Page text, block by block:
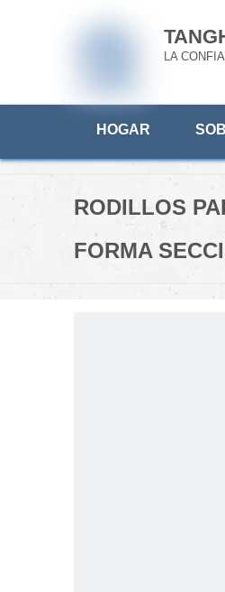
LA
HOGAR
RODILLOS
FORMA